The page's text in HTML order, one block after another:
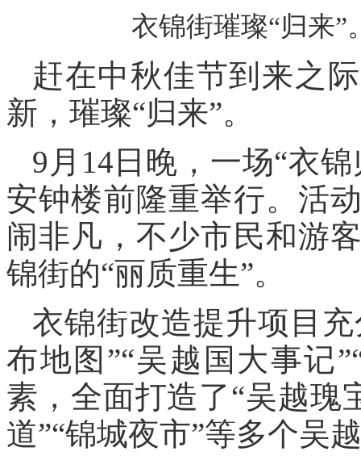
衣锦街璀璨“归来”
赶在中秋佳节到来之
新，璀璨“归来”。
9月14日晚，一场“衣
安钟楼前隆重举行。活
闹非凡，不少市民和游
锦街的“丽质重生”。
衣锦街改造提升项目
布地图”“吴越国大事记
素，全面打造了“吴越瑰
道”“锦城夜市”等多个吴